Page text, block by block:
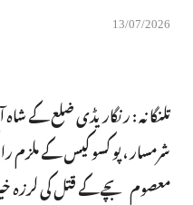
13/07/2026
تلنگانہ : رنگاریڈی ضلع کے شاہ
معصوم بچے کے قتل کی لرزہ